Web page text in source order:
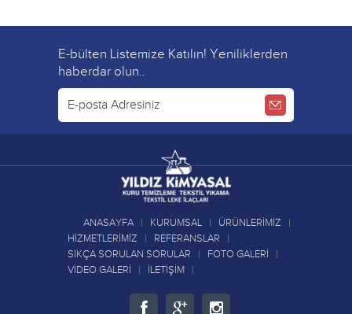
E-bülten Listemize Katılın! Yeniliklerden
haberdar olun..
ANASAYFA KURUMSAL
ÜRÜNLERİMİZ
HİZMETLERİMİZ
REFERANSLAR
SIKÇA SORULAN SORULAR
FOTO GALERİ
VİDEO GALERİ
İLETİŞİM